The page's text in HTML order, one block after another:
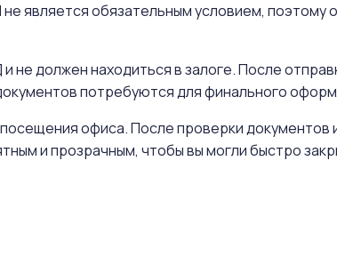
является обязательным условием, поэтому
должен находиться в залоге. После
потребуются для финального
офиса. После проверки документов
и прозрачным, чтобы вы могли быстро